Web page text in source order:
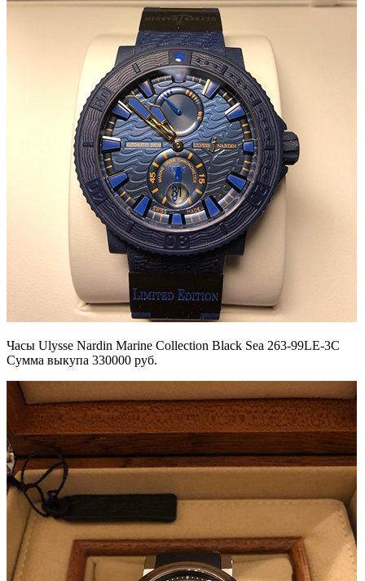
Часы Ulysse Nardin Marine Collection Black Sea 263-99LE-3C
Сумма выкупа 330000 руб.